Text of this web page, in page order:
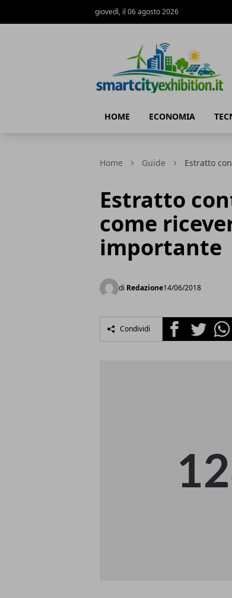
giovedì, il 06 agosto 2026
HOME ECONOMIA
Home Guide Estratto
Estratto
come
importante
di Redazione14/06/2018
Condividi FacebookTwitter